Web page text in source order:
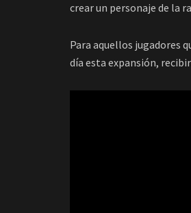
crear un personaje de la
Para aquellos jugadores
día esta expansión,